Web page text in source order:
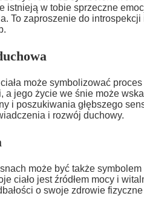
istnieją w tobie sprzeczne
To zaproszenie do
może symbolizować
a jego życie we śnie może
i poszukiwania głębszego
i rozwój duchowy.
może być także
ciało jest źródłem mocy i
o swoje zdrowie